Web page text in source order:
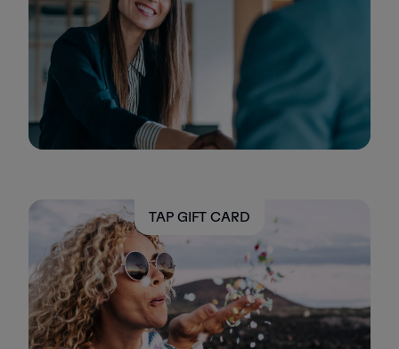
TAP GIFT CARD